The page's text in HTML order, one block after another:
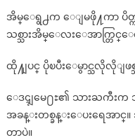
အိမ္ေရွ႕က ေျမဖို႔ကာ ပိ
သစ္သားအိမ္ေလးေအာက္တြင္ေ
ထို႔ျပင္ ပိုၿပီးေမွာင္သလိုလိုျဖ
ေဒၚျမေ႐ႊ၏ သားႀကီးက
အခန္းတစ္ခန္းေပးရေအာ
တာပဲ။